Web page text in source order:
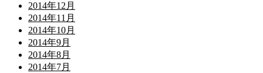
2014年12月
2014年11月
2014年10月
2014年9月
2014年8月
2014年7月